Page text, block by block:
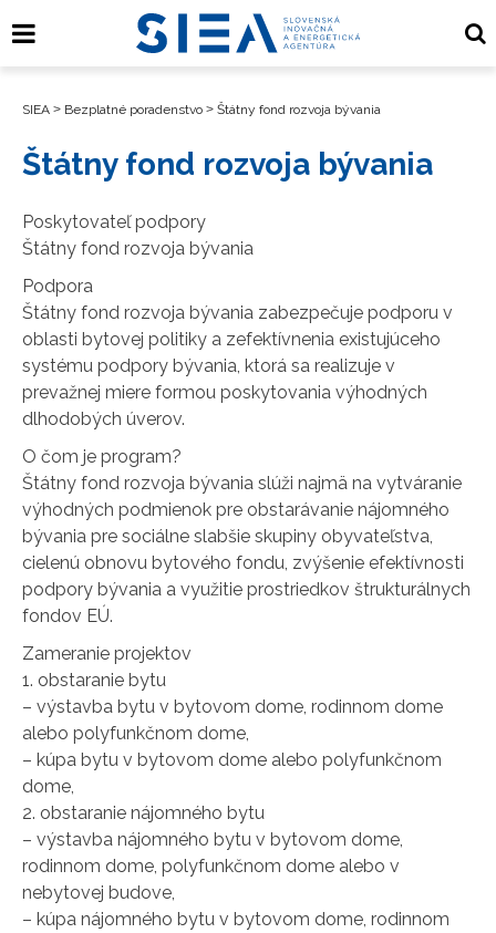
SIEA > Bezplatné poradenstvo > Štátny fond rozvoja bývania
Štátny fond rozvoja bývania
Poskytovateľ podpory
Štátny fond rozvoja bývania
Podpora
Štátny fond rozvoja bývania zabezpečuje podporu v
oblasti bytovej politiky a zefektívnenia existujúceho
systému podpory bývania, ktorá sa realizuje v
prevažnej miere formou poskytovania výhodných
dlhodobých úverov.
O čom je program?
Štátny fond rozvoja bývania slúži najmä na vytváranie
výhodných podmienok pre obstarávanie nájomného
bývania pre sociálne slabšie skupiny obyvateľstva,
cielenú obnovu bytového fondu, zvýšenie efektívnosti
podpory bývania a využitie prostriedkov štrukturálnych
fondov EÚ.
Zameranie projektov
1. obstaranie bytu
– výstavba bytu v bytovom dome, rodinnom dome
alebo polyfunkčnom dome,
– kúpa bytu v bytovom dome alebo polyfunkčnom
dome,
2. obstaranie nájomného bytu
– výstavba nájomného bytu v bytovom dome,
rodinnom dome, polyfunkčnom dome alebo v
nebytovej budove,
– kúpa nájomného bytu v bytovom dome, rodinnom